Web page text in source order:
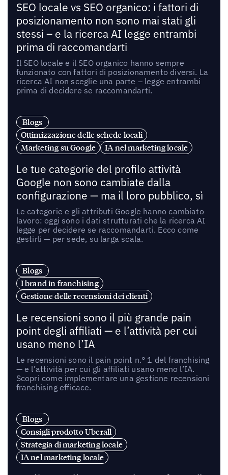
SEO locale vs SEO organico: i fattori di
posizionamento non sono mai stati gli
stessi – e la ricerca AI legge entrambi
prima di raccomandarti
Il SEO locale e il SEO organico hanno sempre
funzionato con fattori di posizionamento diversi. La
ricerca AI non sceglie una parte – legge entrambi
prima di decidere se raccomandarti.
Blogs
Ottimizzazione delle schede locali
Marketing su Google
IA nel marketing locale
Le tue categorie del profilo attività
Google non sono cambiate dalla
configurazione — ma il loro pubblico, sì
Le categorie e gli attributi Google hanno cambiato
lavoro: oggi sono i dati strutturati che la ricerca AI
legge per decidere se raccomandarti. Ecco come
gestirli — per sede, su larga scala.
Blogs
I brand in franchising
Gestione delle recensioni dei clienti
Le recensioni sono il più grande pain
point degli affiliati — e l’attività per cui
usano meno l’IA
Le recensioni sono il pain point n.° 1 del franchising
— e l’attività per cui gli affiliati usano meno l’IA.
Scopri come implementare una gestione recensioni
franchising efficace.
Blogs
Consigli prodotto Uberall
Strategia di marketing locale
IA nel marketing locale